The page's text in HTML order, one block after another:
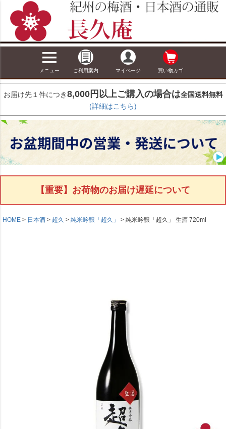
メニュー ご利用案内 マイページ 買い物カゴ
お届け先１件につき8,000円以上ご購入の場合は全国送料無料
(詳細はこちら)
【重要】お荷物のお届け遅延について
HOME 日本酒 超久 純米吟醸「超久」 純米吟醸「超久」 生酒 720ml